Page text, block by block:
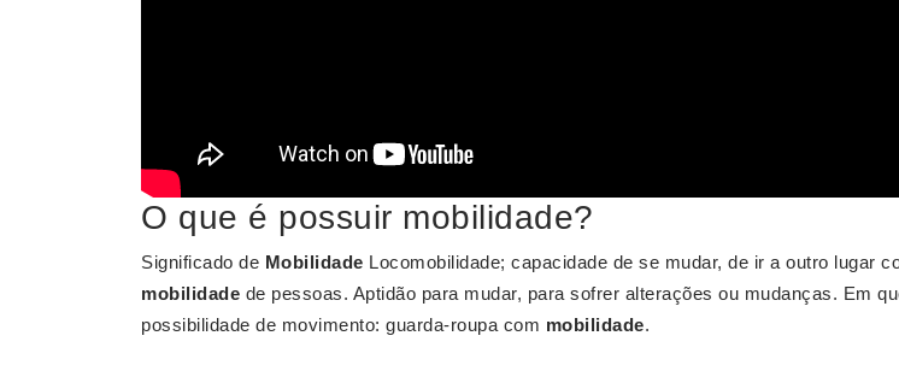
O que é possuir mobilidade?
Significado de Mobilidade Locomobilidade; capacidade de se mudar, de ir a outro lugar
mobilidade de pessoas. Aptidão para mudar, para sofrer alterações ou mudanças. Em
possibilidade de movimento: guarda-roupa com mobilidade.